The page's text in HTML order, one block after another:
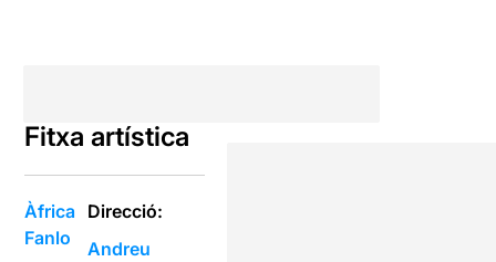
Fitxa artística
Àfrica
Fanlo
Direcció:
Andreu